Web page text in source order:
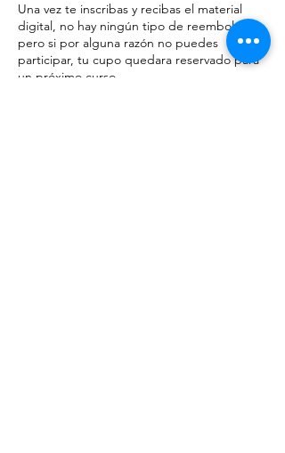
Una vez te inscribas y recibas el material
digital, no hay ningún tipo de reembolso,
pero si por alguna razón no puedes
participar, tu cupo quedara reservado para
un próximo curso.